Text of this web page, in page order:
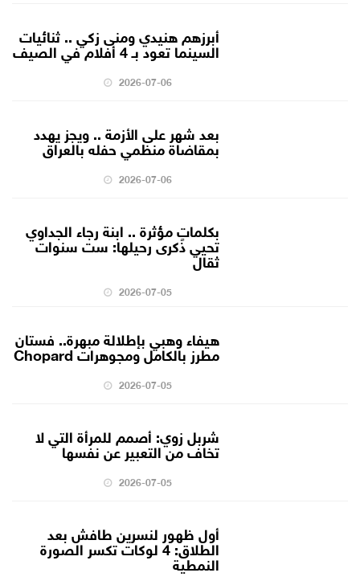
أبرزهم هنيدي ومنى زكي .. ثنائيات
السينما تعود بـ 4 أفلام في الصيف
2026-07-06
بعد شهر على الأزمة .. ويجز يهدد
بمقاضاة منظمي حفله بالعراق
2026-07-06
بكلماتٍ مؤثرة .. ابنة رجاء الجداوي
تحيي ذكرى رحيلها: ست سنوات
ثقال
2026-07-05
هيفاء وهبي بإطلالة مبهرة.. فستان
مطرز بالكامل ومجوهرات Chopard
2026-07-05
شربل زوي: أصمم للمرأة التي لا
تخاف من التعبير عن نفسها
2026-07-05
أول ظهور لنسرين طافش بعد
الطلاق: 4 لوكات تكسر الصورة
النمطية